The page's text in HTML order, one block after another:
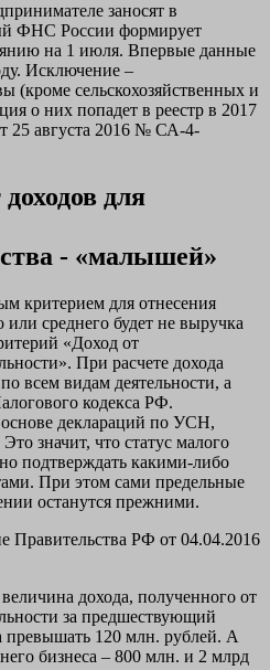
заносят в
ФНС России формирует
на 1 июля. Впервые данные
Исключение –
(кроме сельскохозяйственных и
о них попадет в реестр в 2017
25 августа 2016 № СА-4-
для
- «малышей»
критерием для отнесения
или среднего будет не выручка
«Доход от
При расчете дохода
всем видам деятельности, а
кодекса РФ.
деклараций по УСН,
значит, что статус малого
подтверждать какими-либо
При этом сами предельные
останутся прежними.
Правительства РФ от 04.04.2016
дохода, полученного от
за предшествующий
превышать 120 млн. рублей. А
бизнеса – 800 млн. и 2 млрд